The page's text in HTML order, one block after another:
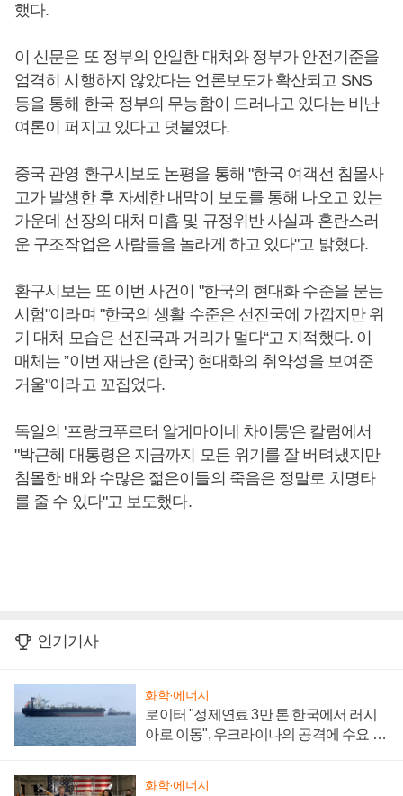
했다.
이 신문은 또 정부의 안일한 대처와 정부가 안전기준을
엄격히 시행하지 않았다는 언론보도가 확산되고 SNS
등을 통해 한국 정부의 무능함이 드러나고 있다는 비난
여론이 퍼지고 있다고 덧붙였다.
중국 관영 환구시보도 논평을 통해 "한국 여객선 침몰사
고가 발생한 후 자세한 내막이 보도를 통해 나오고 있는
가운데 선장의 대처 미흡 및 규정위반 사실과 혼란스러
운 구조작업은 사람들을 놀라게 하고 있다"고 밝혔다.
환구시보는 또 이번 사건이 "한국의 현대화 수준을 묻는
시험"이라며 "한국의 생활 수준은 선진국에 가깝지만 위
기 대처 모습은 선진국과 거리가 멀다“고 지적했다. 이
매체는 ”이번 재난은 (한국) 현대화의 취약성을 보여준
거울"이라고 꼬집었다.
독일의 '프랑크푸르터 알게마이네 차이퉁'은 칼럼에서
"박근혜 대통령은 지금까지 모든 위기를 잘 버텨냈지만
침몰한 배와 수많은 젊은이들의 죽음은 정말로 치명타
를 줄 수 있다"고 보도했다.
인기기사
화학·에너지
로이터 "정제연료 3만 톤 한국에서 러시
아로 이동", 우크라이나의 공격에 수요 늘
화학·에너지